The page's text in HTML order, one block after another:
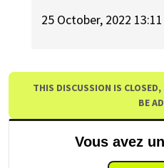
25 October, 2022 13:11
THIS DISCUSSION IS
BE
Vous avez